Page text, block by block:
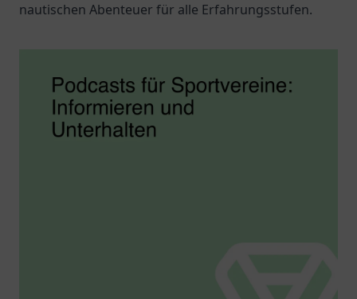
nautischen Abenteuer für alle Erfahrungsstufen.